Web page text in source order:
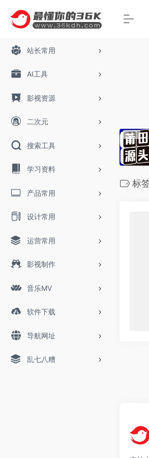
站长常用
AI工具
影视资源
二次元
搜索工具
学习资料
产品常用
设计常用
运营常用
影视制作
音乐MV
软件下载
导航网址
乱七八糟
标